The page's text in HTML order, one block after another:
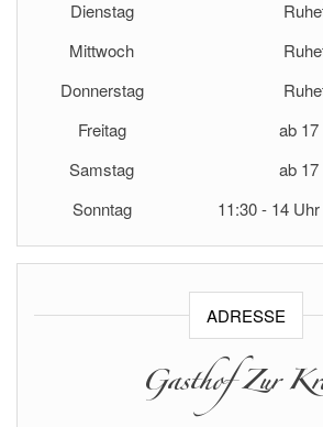
Dienstag
Mittwoch
Donnerstag
Freitag
ab
Samstag
ab
Sonntag
11:30 - 14
ADRESSE
Gasthof Zur